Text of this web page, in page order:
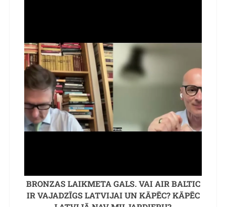
BRONZAS LAIKMETA GALS. VAI AIR BALTIC
IR VAJADZĪGS LATVIJAI UN KĀPĒC? KĀPĒC